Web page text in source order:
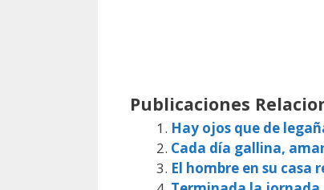
Publicaciones
Hay ojos que de
Cada día gallina,
El hombre en su casa